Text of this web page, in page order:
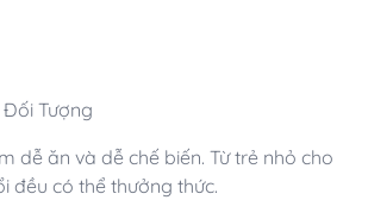
Tượng
dễ ăn và dễ chế biến. Từ trẻ nhỏ cho
đều có thể thưởng thức.